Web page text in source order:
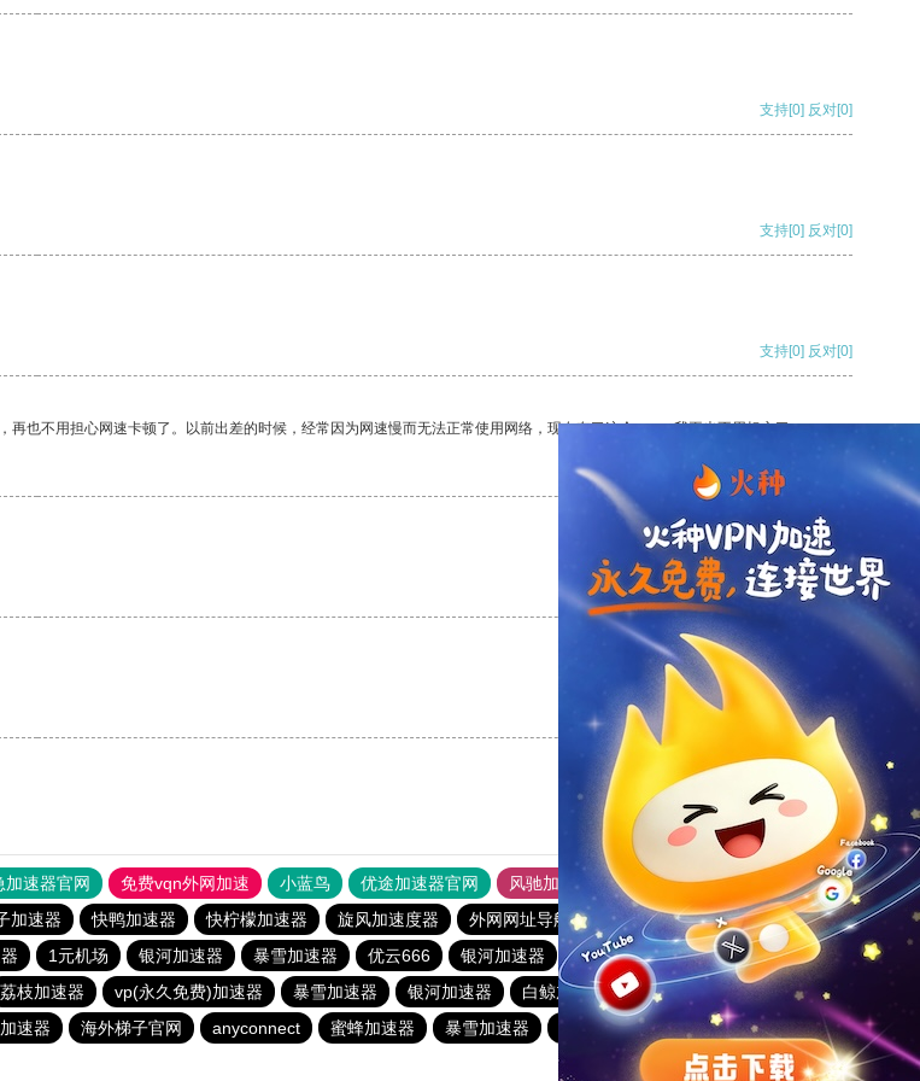
支持[0] 反对[0]
支持[0] 反对[0]
支持[0] 反对[0]
也不用担心网速卡顿了。以前出差的时候，经常因为网速慢而无法正常使用网络，现在有了这个app，我再也不用担心了。
支持
支持[0] 反对[0]
支持[0] 反对[0]
加速器官网 免费vqn外网加速 小蓝鸟 优途加速器官网 风驰加速器
旋风加速器
加速器 快鸭加速器 快柠檬加速器 旋风加速度器 外网网址导航 软件中心 青柠加速器
1元机场
1元机场 银河加速器 暴雪加速器 优云666 银河加速器 abc加速器
番石榴加速器
荔枝加速器 vp(永久免费)加速器 暴雪加速器 银河加速器 白鲸加速器 银河加速器
纵云梯加速器
速器 海外梯子官网 anyconnect 蜜蜂加速器 暴雪加速器 银河加速器 银河加速器
青柠加速器